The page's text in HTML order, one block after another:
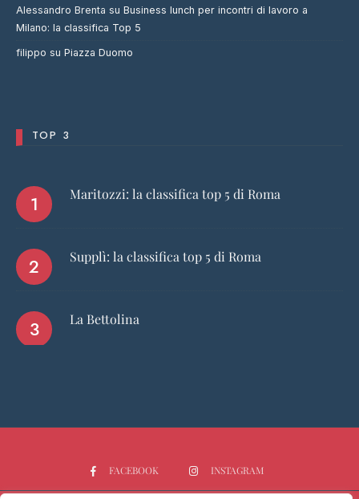
Alessandro Brenta su Business lunch per incontri di lavoro a
Milano: la classifica Top 5
filippo su Piazza Duomo
TOP 3
Maritozzi: la classifica top 5 di Roma
Supplì: la classifica top 5 di Roma
La Bettolina
FACEBOOK INSTAGRAM